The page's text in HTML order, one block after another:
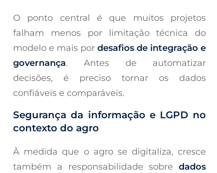
O ponto central é que muitos projetos
falham menos por limitação técnica do
modelo e mais pordesafios de integração e
governança. Antes de automatizar
decisões, é preciso tornar os dados
confiáveis e comparáveis.
Segurança da informação e LGPD no
contexto do agro
À medida que o agro se digitaliza, cresce
também a responsabilidade sobredados